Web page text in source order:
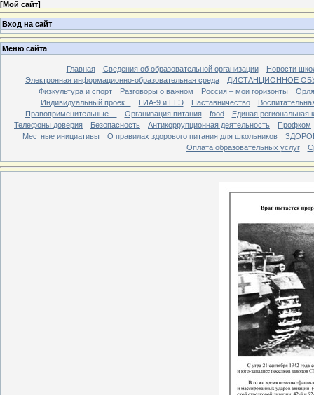
[Мой сайт]
Вход на сайт
Меню сайта
Главная Сведения об образовательной организации
Новости
Электронная информационно-образовательная среда
ДИСТАНЦИОННОЕ
Физкультура и спорт
Разговоры о важном Россия – мои горизонты
Индивидуальный проек...
ГИА-9 и ЕГЭ Наставничество
Правоприменительные ...
Организация питания food
Единая региональная
Телефоны доверия
Безопасность Антикоррупционная деятельность
Профком
Местные инициативы
О правилах здорового питания для школьников
Оплата образовательных услуг